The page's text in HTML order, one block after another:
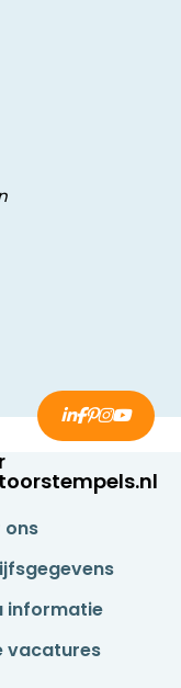
ons
informatie
vacatures